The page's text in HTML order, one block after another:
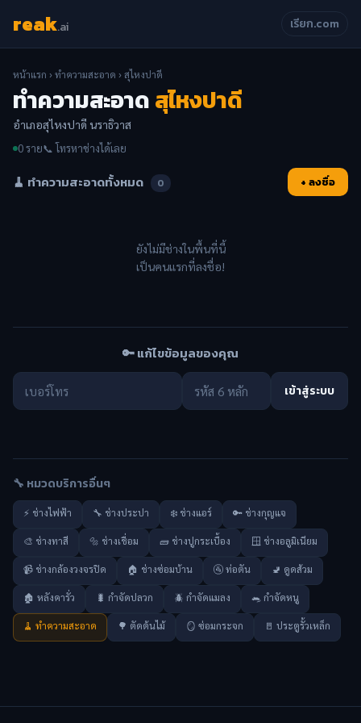
reak.ai เรียก.com
หน้าแรก ›ทำความสะอาด › สุไหงปาดี
ทำความสะอาดสุไหงปาดี
อำเภอสุไหงปาดี นราธิวาส
0 ราย📞 โทรหาช่างได้เลย
🧹 ทำความสะอาดทั้งหมด 0 + ลงชื่อ
ยังไม่มีช่างในพื้นที่นี้
เป็นคนแรกที่ลงชื่อ!
🔑 แก้ไขข้อมูลของคุณ
เข้าสู่ระบบ
🔧 หมวดบริการอื่นๆ
⚡ ช่างไฟฟ้า 🔧 ช่างประปา ❄️ ช่างแอร์ 🔑 ช่างกุญแจ
🎨 ช่างทาสี 🔩 ช่างเชื่อม 🧱 ช่างปูกระเบื้อง 🪟 ช่างอลูมิเนียม
📹 ช่างกล้องวงจรปิด 🏠 ช่างซ่อมบ้าน 🚰 ท่อตัน 🚽 ดูดส้วม
🏚️ หลังคารั่ว 🐛 กำจัดปลวก 🪲 กำจัดแมลง 🐀 กำจัดหนู
🧹 ทำความสะอาด 🌳 ตัดต้นไม้ 🪞 ซ่อมกระจก 🚪 ประตูรั้วเหล็ก